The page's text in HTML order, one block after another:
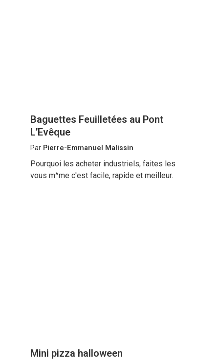
Baguettes Feuilletées au Pont
L’Evêque
Par Pierre-Emmanuel Malissin
Pourquoi les acheter industriels, faites les
vous m^me c'est facile, rapide et meilleur.
Mini pizza halloween